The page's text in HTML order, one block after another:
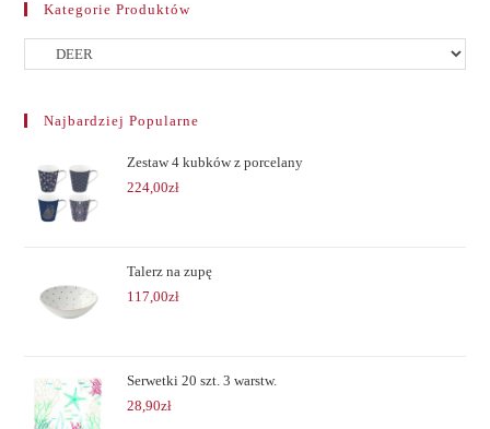
Kategorie Produktów
Najbardziej Popularne
Zestaw 4 kubków z porcelany
224,00zł
Talerz na zupę
117,00zł
Serwetki 20 szt. 3 warstw.
28,90zł